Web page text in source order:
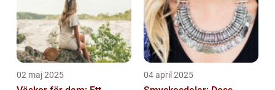
02 maj 2025 04 april 2025